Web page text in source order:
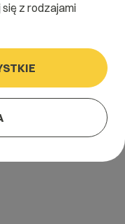
z rodzajami